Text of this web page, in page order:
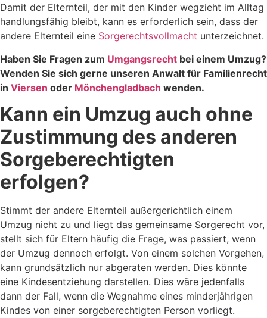
Damit der Elternteil, der mit den Kinder wegzieht im Alltag
handlungsfähig bleibt, kann es erforderlich sein, dass der
andere Elternteil eine Sorgerechtsvollmacht unterzeichnet.
Haben Sie Fragen zum Umgangsrecht bei einem Umzug?
Wenden Sie sich gerne unseren Anwalt für Familienrecht
in Viersen oder Mönchengladbach wenden.
Kann ein Umzug auch ohne
Zustimmung des anderen
Sorgeberechtigten
erfolgen?
Stimmt der andere Elternteil außergerichtlich einem
Umzug nicht zu und liegt das gemeinsame Sorgerecht vor,
stellt sich für Eltern häufig die Frage, was passiert, wenn
der Umzug dennoch erfolgt. Von einem solchen Vorgehen,
kann grundsätzlich nur abgeraten werden. Dies könnte
eine Kindesentziehung darstellen. Dies wäre jedenfalls
dann der Fall, wenn die Wegnahme eines minderjährigen
Kindes von einer sorgeberechtigten Person vorliegt.